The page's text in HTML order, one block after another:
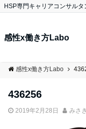
HSP専門キャリアコンサル
感性x働き方Labo
感性x働き方Labo
436256
2019年2月28日 みさ